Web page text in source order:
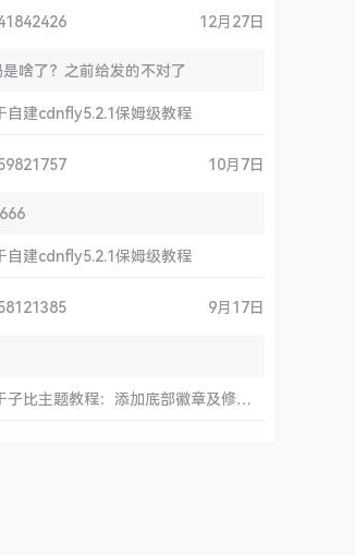
12月27日
啥了？之前给发的不对了
自建cdnfly5.2.1保姆级教程
10月7日
自建cdnfly5.2.1保姆级教程
9月17日
子比主题教程：添加底部徽章及修改链接和运行时间